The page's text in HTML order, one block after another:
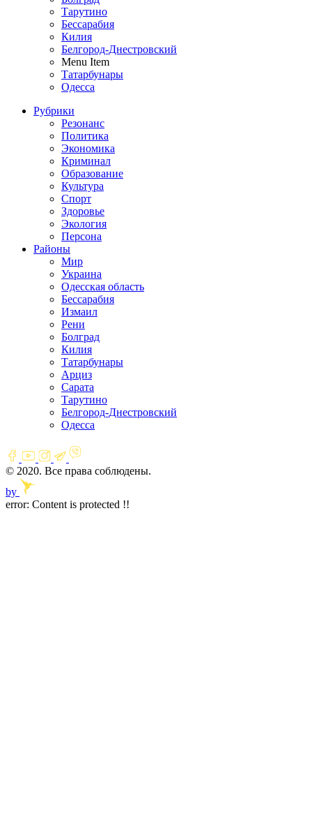
Тарутино
Бессарабия
Килия
Белгород-Днестровский
Menu Item
Татарбунары
Одесса
Рубрики
Резонанс
Политика
Экономика
Криминал
Образование
Культура
Спорт
Здоровье
Экология
Персона
Районы
Мир
Украина
Одесская область
Бессарабия
Измаил
Рени
Болград
Килия
Татарбунары
Арциз
Сарата
Тарутино
Белгород-Днестровский
Одесса
© 2020. Все права соблюдены.
by
error: Content is protected !!